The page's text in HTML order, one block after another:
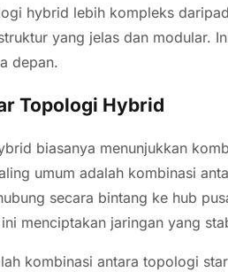
hybrid lebih kompleks
yang jelas dan modular.
depan.
Topologi Hybrid
biasanya menunjukkan
umum adalah kombinasi
secara bintang ke hub
menciptakan jaringan yang
kombinasi antara topologi